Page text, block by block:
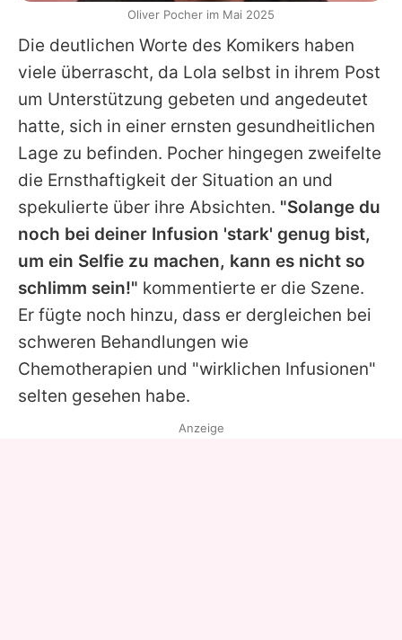
Die deutlichen Worte des Komikers haben
viele überrascht, da Lola selbst in ihrem Post
um Unterstützung gebeten und angedeutet
hatte, sich in einer ernsten gesundheitlichen
Lage zu befinden. Pocher hingegen zweifelte
die Ernsthaftigkeit der Situation an und
spekulierte über ihre Absichten. "Solange du
noch bei deiner Infusion 'stark' genug bist,
um ein Selfie zu machen, kann es nicht so
schlimm sein!" kommentierte er die Szene.
Er fügte noch hinzu, dass er dergleichen bei
schweren Behandlungen wie
Chemotherapien und "wirklichen Infusionen"
selten gesehen habe.
Oliver Pocher im Mai 2025
Anzeige